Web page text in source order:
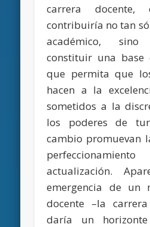
carrera docente,
contribuiría no tan
académico,
constituir una base
que permita que
hacen a la
sometidos a la
los poderes de
cambio promuevan
actualización.
emergencia de un
docente –la
daría un